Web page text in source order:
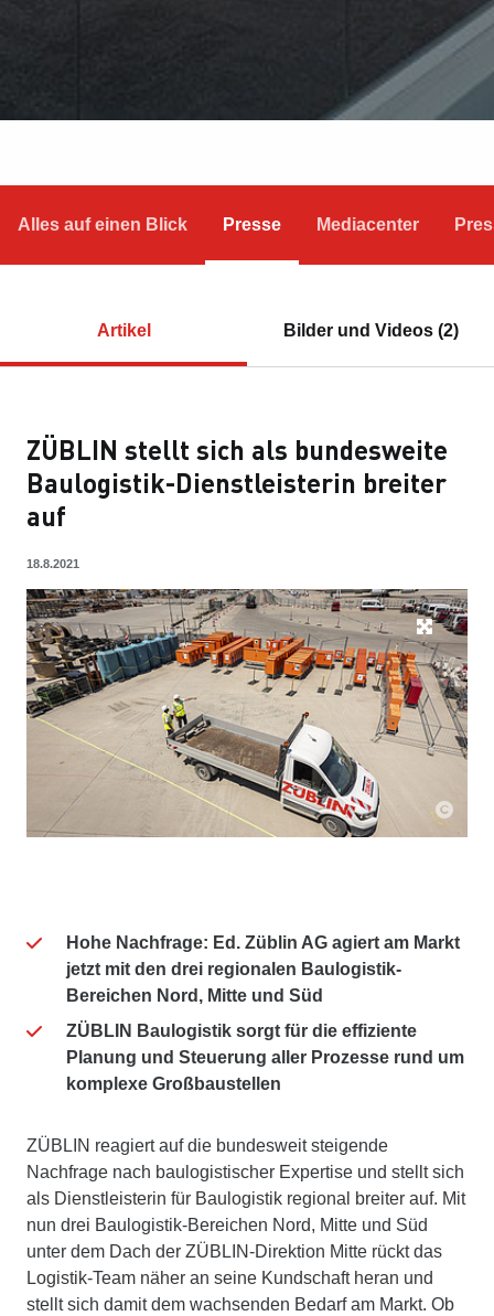
Alles auf einen Blick Presse Mediacenter
Artikel Bilder und Videos (2)
ZÜBLIN stellt sich als bundesweite
Baulogistik-Dienstleisterin breiter
auf
18.8.2021
Hohe Nachfrage: Ed. Züblin AG agiert am Markt
jetzt mit den drei regionalen Baulogistik-
Bereichen Nord, Mitte und Süd
ZÜBLIN Baulogistik sorgt für die effiziente
Planung und Steuerung aller Prozesse rund um
komplexe Großbaustellen
ZÜBLIN reagiert auf die bundesweit steigende
Nachfrage nach baulogistischer Expertise und stellt sich
als Dienstleisterin für Baulogistik regional breiter auf. Mit
nun drei Baulogistik-Bereichen Nord, Mitte und Süd
unter dem Dach der ZÜBLIN-Direktion Mitte rückt das
Logistik-Team näher an seine Kundschaft heran und
stellt sich damit dem wachsenden Bedarf am Markt. Ob